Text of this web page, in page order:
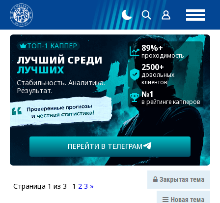
ТОП-1 КАППЕР
ЛУЧШИЙ СРЕДИ
ЛУЧШИХ
Стабильность. Аналитика.
Результат.
89%+
проходимость
2500+
довольных
клиентов
№1
в рейтинге капперов
ПЕРЕЙТИ В ТЕЛЕГРАМ
Страница 1 из 3 1 2 3 »